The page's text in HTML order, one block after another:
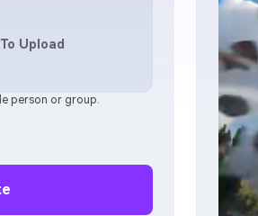
Upload
person or group.